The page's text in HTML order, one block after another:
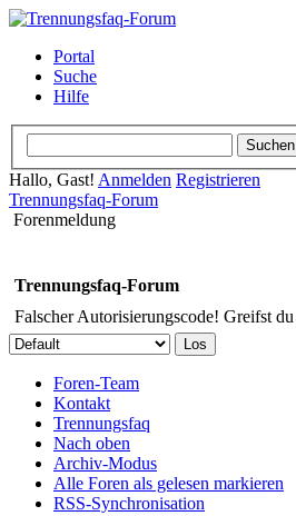
Portal
Suche
Hilfe
Hallo, Gast! Anmelden Registrieren
Trennungsfaq-Forum
Forenmeldung
Trennungsfaq-Forum
Falscher Autorisierungscode! Greifst
Foren-Team
Kontakt
Trennungsfaq
Nach oben
Archiv-Modus
Alle Foren als gelesen markieren
RSS-Synchronisation